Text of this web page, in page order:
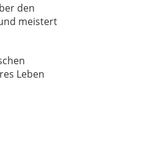
den
meistert
Leben